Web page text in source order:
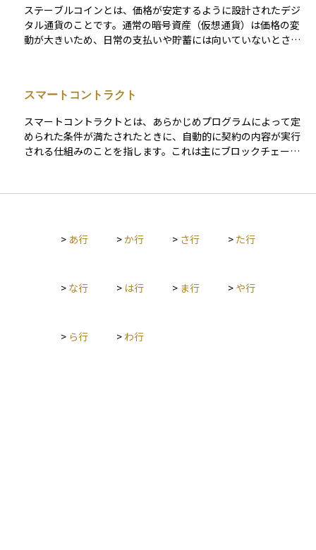
ステーブルコインとは、価格が安定するように設計されたデジ
タル通貨のことです。通常の暗号資産（仮想通貨）は価格の変
動が大きいため、日常の支払いや貯蓄には向いていないとされ
ており、たとえば「1ステーブルコイン＝1ドル」となるよう
に、裏付けとなる資産を保有して安定性を確保します。そのた
め、暗号資産の技術的な利便性を維持しながら、価格の安定性
も兼ね備えており、送金や決済、資産の避難先として利用が広
がっています。資産運用の視点からも、価格変動リスクを抑え
スマートコントラクト
スマートコントラクトとは、あらかじめプログラムによって定
められた条件が満たされたときに、自動的に契約の内容が実行
される仕組みのことを指します。これは主にブロックチェーン
「○月○日に支払いが完了したら自動的に代金を送る」と設定
いため、金融取引、保険、不動産、サプライチェーンなどさま
サービスが登場しており、分散型金融（DeFi）との結びつきが
> あ行 >か行 > さ行 > た行
> な行 > は行 > ま行 > や行
> ら行 > わ行